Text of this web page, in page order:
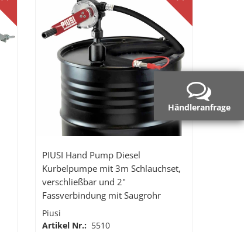
Händleranfrage
PIUSI Hand Pump Diesel
Kurbelpumpe mit 3m Schlauchset,
verschließbar und 2"
Fassverbindung mit Saugrohr
passend für 208 Liter Stahlfässer.
Förderleistung max. 38l pro 100
Piusi
Artikel Nr.: 5510